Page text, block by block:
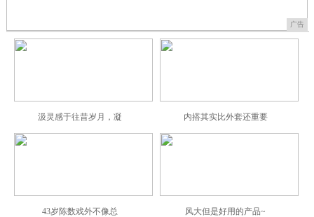
广告
汲灵感于往昔岁月，凝 内搭其实比外套还重要
43岁陈数戏外不像总 风大但是好用的产品~